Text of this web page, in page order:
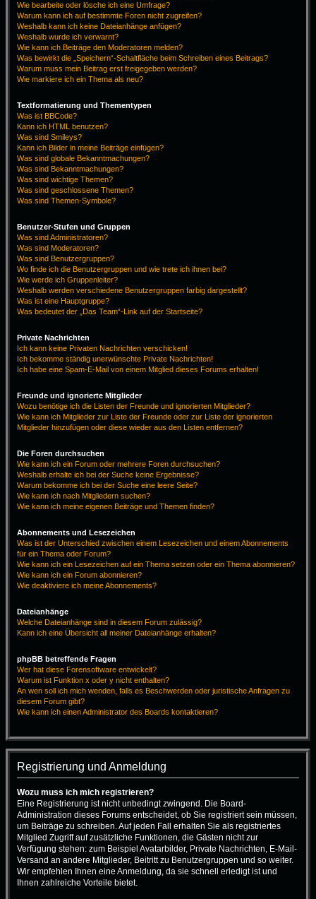
Wie bearbeite oder lösche ich eine Umfrage?
Warum kann ich auf bestimmte Foren nicht zugreifen?
Weshalb kann ich keine Dateianhänge anfügen?
Weshalb wurde ich verwarnt?
Wie kann ich Beiträge den Moderatoren melden?
Was bewirkt die „Speichern“-Schaltfläche beim Schreiben eines Beitrags?
Warum muss mein Beitrag erst freigegeben werden?
Wie markiere ich ein Thema als neu?
Textformatierung und Thementypen
Was ist BBCode?
Kann ich HTML benutzen?
Was sind Smileys?
Kann ich Bilder in meine Beiträge einfügen?
Was sind globale Bekanntmachungen?
Was sind Bekanntmachungen?
Was sind wichtige Themen?
Was sind geschlossene Themen?
Was sind Themen-Symbole?
Benutzer-Stufen und Gruppen
Was sind Administratoren?
Was sind Moderatoren?
Was sind Benutzergruppen?
Wo finde ich die Benutzergruppen und wie trete ich ihnen bei?
Wie werde ich Gruppenleiter?
Weshalb werden verschiedene Benutzergruppen farbig dargestellt?
Was ist eine Hauptgruppe?
Was bedeutet der „Das Team“-Link auf der Startseite?
Private Nachrichten
Ich kann keine Privaten Nachrichten verschicken!
Ich bekomme ständig unerwünschte Private Nachrichten!
Ich habe eine Spam-E-Mail von einem Mitglied dieses Forums erhalten!
Freunde und ignorierte Mitglieder
Wozu benötige ich die Listen der Freunde und ignorierten Mitglieder?
Wie kann ich Mitglieder zur Liste der Freunde oder zur Liste der ignorierten
Mitglieder hinzufügen oder diese wieder aus den Listen entfernen?
Die Foren durchsuchen
Wie kann ich ein Forum oder mehrere Foren durchsuchen?
Weshalb erhalte ich bei der Suche keine Ergebnisse?
Warum bekomme ich bei der Suche eine leere Seite?
Wie kann ich nach Mitgliedern suchen?
Wie kann ich meine eigenen Beiträge und Themen finden?
Abonnements und Lesezeichen
Was ist der Unterschied zwischen einem Lesezeichen und einem Abonnements
für ein Thema oder Forum?
Wie kann ich ein Lesezeichen auf ein Thema setzen oder ein Thema abonnieren?
Wie kann ich ein Forum abonnieren?
Wie deaktiviere ich meine Abonnements?
Dateianhänge
Welche Dateianhänge sind in diesem Forum zulässig?
Kann ich eine Übersicht all meiner Dateianhänge erhalten?
phpBB betreffende Fragen
Wer hat diese Forensoftware entwickelt?
Warum ist Funktion x oder y nicht enthalten?
An wen soll ich mich wenden, falls es Beschwerden oder juristische Anfragen zu
diesem Forum gibt?
Wie kann ich einen Administrator des Boards kontaktieren?
Registrierung und Anmeldung
Wozu muss ich mich registrieren?
Eine Registrierung ist nicht unbedingt zwingend. Die Board-
Administration dieses Forums entscheidet, ob Sie registriert sein müssen,
um Beiträge zu schreiben. Auf jeden Fall erhalten Sie als registriertes
Mitglied Zugriff auf zusätzliche Funktionen, die Gästen nicht zur
Verfügung stehen: zum Beispiel Avatarbilder, Private Nachrichten, E-Mail-
Versand an andere Mitglieder, Beitritt zu Benutzergruppen und so weiter.
Wir empfehlen Ihnen eine Anmeldung, da sie schnell erledigt ist und
Ihnen zahlreiche Vorteile bietet.